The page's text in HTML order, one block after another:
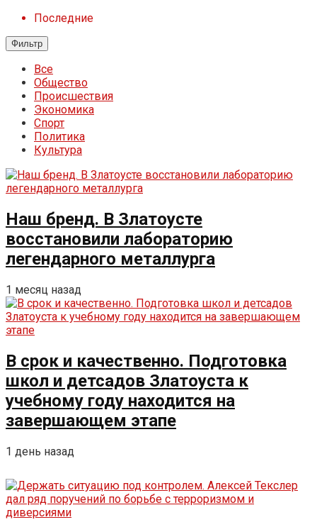
Последние
Фильтр
Все
Общество
Происшествия
Экономика
Спорт
Политика
Культура
Наш бренд. В Златоусте
восстановили лабораторию
легендарного металлурга
1 месяц назад
В срок и качественно. Подготовка
школ и детсадов Златоуста к
учебному году находится на
завершающем этапе
1 день назад